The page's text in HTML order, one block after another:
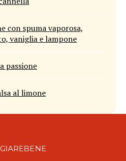
con spuma vaporosa,
vaniglia e lampone
passione
al limone